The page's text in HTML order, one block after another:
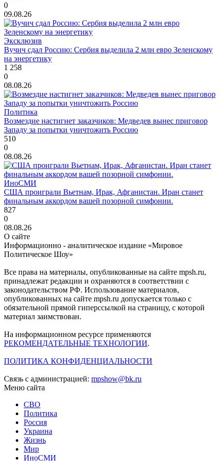
0
09.08.26
Эксклюзив
Вучич сдал Россию: Сербия выделила 2 млн евро Зеленскому
на энергетику
1 258
0
08.08.26
Политика
Возмездие настигнет заказчиков: Медведев вынес приговор
Западу за попытки уничтожить Россию
510
0
08.08.26
ИноСМИ
США проиграли Вьетнам, Ирак, Афганистан. Иран станет
финальным аккордом вашей позорной симфонии.
827
0
08.08.26
О сайте
Информационно - аналитическое издание «Мировое
Политическое Шоу»
Все права на материалы, опубликованные на сайте mpsh.ru,
принадлежат редакции и охраняются в соответствии с
законодательством РФ. Использование материалов,
опубликованных на сайте mpsh.ru допускается только с
обязательной прямой гиперссылкой на страницу, с которой
материал заимствован.
На информационном ресурсе применяются
РЕКОМЕНДАТЕЛЬНЫЕ ТЕХНОЛОГИИ.
ПОЛИТИКА КОНФИДЕНЦИАЛЬНОСТИ
Связь с администрацией: mpshow@bk.ru
Меню сайта
СВО
Политика
Россия
Украина
Жизнь
Мир
ИноСМИ